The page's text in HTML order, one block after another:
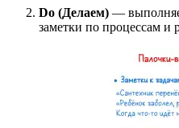
Do (Делаем) —
заметки по процессам и